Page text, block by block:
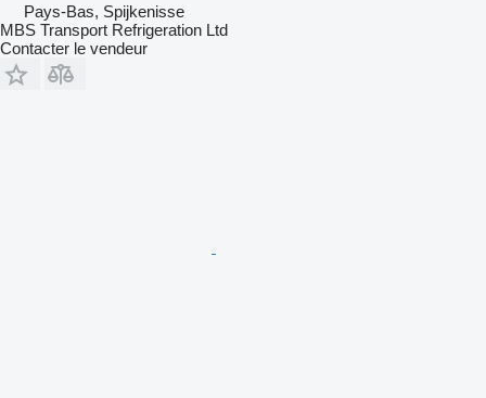
Pays-Bas, Spijkenisse
MBS Transport Refrigeration Ltd
Contacter le vendeur